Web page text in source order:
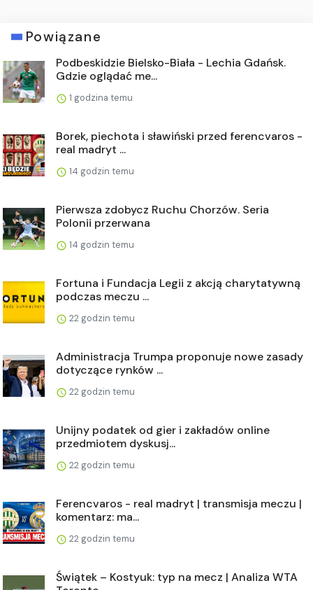
Powiązane
Podbeskidzie Bielsko-Biała - Lechia Gdańsk.
Gdzie oglądać me...
1 godzina temu
Borek, piechota i sławiński przed ferencvaros -
real madryt ...
14 godzin temu
Pierwsza zdobycz Ruchu Chorzów. Seria
Polonii przerwana
14 godzin temu
Fortuna i Fundacja Legii z akcją charytatywną
podczas meczu ...
22 godzin temu
Administracja Trumpa proponuje nowe zasady
dotyczące rynków ...
22 godzin temu
Unijny podatek od gier i zakładów online
przedmiotem dyskusj...
22 godzin temu
Ferencvaros - real madryt | transmisja meczu |
komentarz: ma...
22 godzin temu
Świątek – Kostyuk: typ na mecz | Analiza WTA